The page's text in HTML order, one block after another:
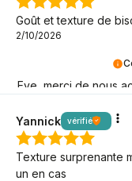
Eve, merci de nous
Goût et texture de
2/10/2026
Yannick vérifié
Texture surprenante
un en cas